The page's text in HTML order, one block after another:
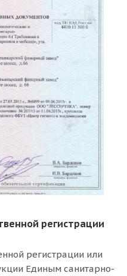
регистрации
регистрации или
Единым санитарно-